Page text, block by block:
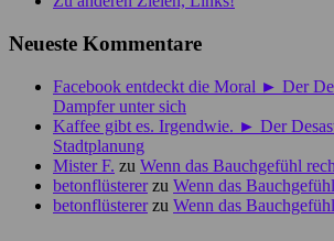
Neueste Kommentare
Facebook entdeckt die Moral ► Der
Dampfer unter sich
Kaffee gibt es. Irgendwie. ► Der
Stadtplanung
Mister F. zu Wenn das Bauchgefühl
betonflüstererzu Wenn das
betonflüstererzu Wenn das